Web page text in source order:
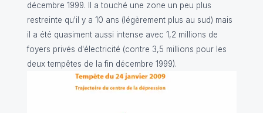
décembre 1999. Il a touché une zone un peu plus
restreinte qu'il y a 10 ans (légèrement plus au sud) mais
il a été quasiment aussi intense avec 1,2 millions de
foyers privés d'électricité (contre 3,5 millions pour les
deux tempêtes de la fin décembre 1999).